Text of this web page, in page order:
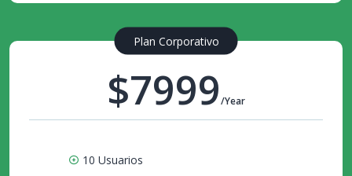
Plan Corporativo
$7999/Year
10 Usuarios